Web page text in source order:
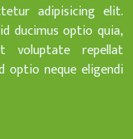
adipisicing elit.
ducimus optio quia,
voluptate repellat
optio neque eligendi